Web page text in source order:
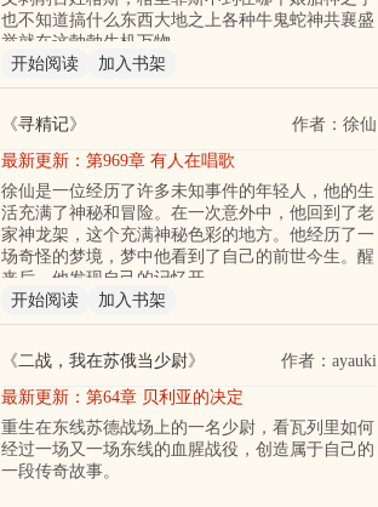
也不知道搞什么东西大地之上各种牛鬼蛇神共襄盛
举就在这勃勃生机万物
开始阅读
加入书架
《寻精记》
作者：徐仙
最新更新： 第969章 有人在唱歌
徐仙是一位经历了许多未知事件的年轻人，他的生
活充满了神秘和冒险。在一次意外中，他回到了老
家神龙架，这个充满神秘色彩的地方。他经历了一
场奇怪的梦境，梦中他看到了自己的前世今生。醒
来后，他发现自己的记忆开
开始阅读
加入书架
《二战，我在苏俄当少尉》
作者：ayauki
最新更新： 第64章 贝利亚的决定
重生在东线苏德战场上的一名少尉，看瓦列里如何
经过一场又一场东线的血腥战役，创造属于自己的
一段传奇故事。